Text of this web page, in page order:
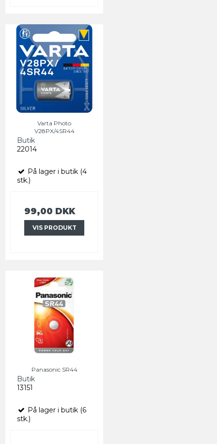
Varta Photo
V28PX/4SR44
Butik
22014
På lager i butik (4
stk.)
99,00 DKK
VIS PRODUKT
Panasonic SR44
Butik
13151
På lager i butik (6
stk.)